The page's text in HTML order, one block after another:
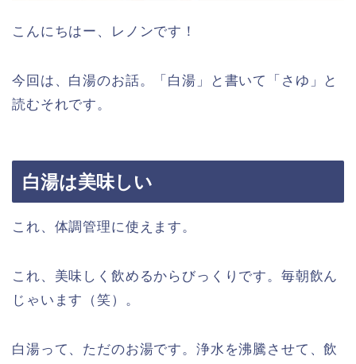
こんにちはー、レノンです！
今回は、白湯のお話。「白湯」と書いて「さゆ」と
読むそれです。
白湯は美味しい
これ、体調管理に使えます。
これ、美味しく飲めるからびっくりです。毎朝飲ん
じゃいます（笑）。
白湯って、ただのお湯です。浄水を沸騰させて、飲